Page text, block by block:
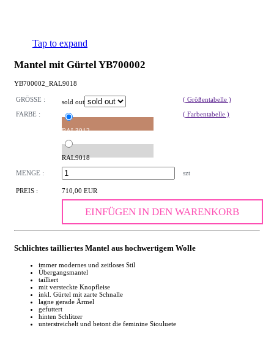
Tap to expand
Mantel mit Gürtel YB700002
YB700002_RAL9018
GRÖSSE : sold out
( Größentabelle )
FARBE :
RAL3012
RAL9018
( Farbentabelle )
MENGE : szt
PREIS : 710,00 EUR
EINFÜGEN IN DEN WARENKORB
Schlichtes tailliertes Mantel aus hochwertigem Wolle
immer modernes und zeitloses Stil
Übergangsmantel
tailliert
mit versteckte Knopfleise
inkl. Gürtel mit zarte Schnalle
lagne gerade Ärmel
gefuttert
hinten Schlitzer
unterstreichelt und betont die feminine Siouluete